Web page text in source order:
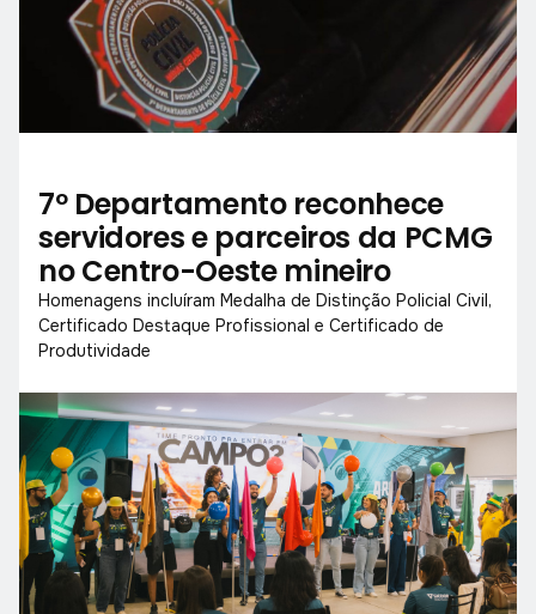
7º Departamento reconhece
servidores e parceiros da PCMG
no Centro-Oeste mineiro
Homenagens incluíram Medalha de Distinção Policial Civil,
Certificado Destaque Profissional e Certificado de
Produtividade